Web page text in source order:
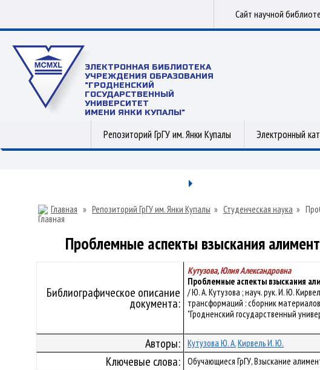
Сайт научной
ЭЛЕКТРОННАЯ БИБЛИОТЕКА
УЧРЕЖДЕНИЯ ОБРАЗОВАНИЯ
"ГРОДНЕНСКИЙ
ГОСУДАРСТВЕННЫЙ
УНИВЕРСИТЕТ
ИМЕНИ ЯНКИ КУПАЛЫ"
Репозиторий ГрГУ им. Янки Купалы Электронный
Главная » Репозиторий ГрГУ им. Янки Купалы » Студенческая наука »
Проблемные аспекты взыскания
Библиографическое описание
документа:
Кутузова, Юлия Александровна
Проблемные аспекты взыскания
/ Ю. А. Кутузова ; науч. рук. И. Ю.
трансформаций : сборник
"Гродненский государственный
Авторы: Кутузова Ю. А.Кирвель И. Ю.
Ключевые слова: Обучающиеся ГрГУ, Взыскание